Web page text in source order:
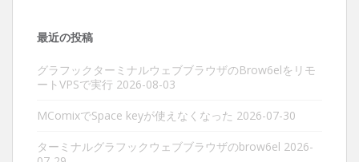
最近の投稿
グラフックターミナルウェブブラウザのBrow6elをリモ
ートVPSで実行 2026-08-03
MComixでSpace keyが使えなくなった 2026-07-30
ターミナルグラフックウェブブラウザのbrow6el 2026-